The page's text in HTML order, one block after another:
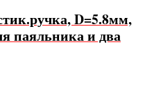
D=5.8мм,
паяльника и два